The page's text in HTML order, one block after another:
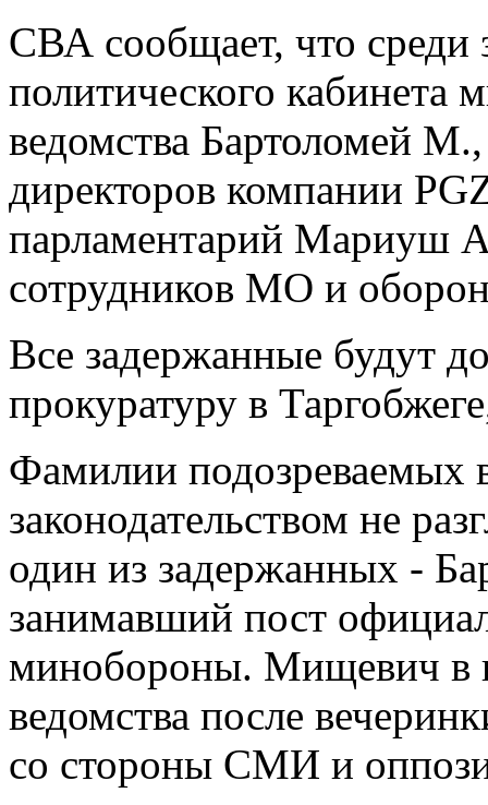
СВА сообщает, что
политического кабинета
ведомства Бартоломей
директоров компании
парламентарий Мариуш
сотрудников МО и
Все задержанные будут
прокуратуру в
Фамилии подозреваемых
законодательством не
один из задержанных -
занимавший пост
минобороны. Мищевич в
ведомства после
со стороны СМИ и